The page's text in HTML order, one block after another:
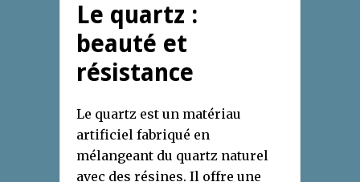
Le quartz :
beauté et
résistance
Le quartz est un matériau
artificiel fabriqué en
mélangeant du quartz naturel
avec des résines. Il offre une